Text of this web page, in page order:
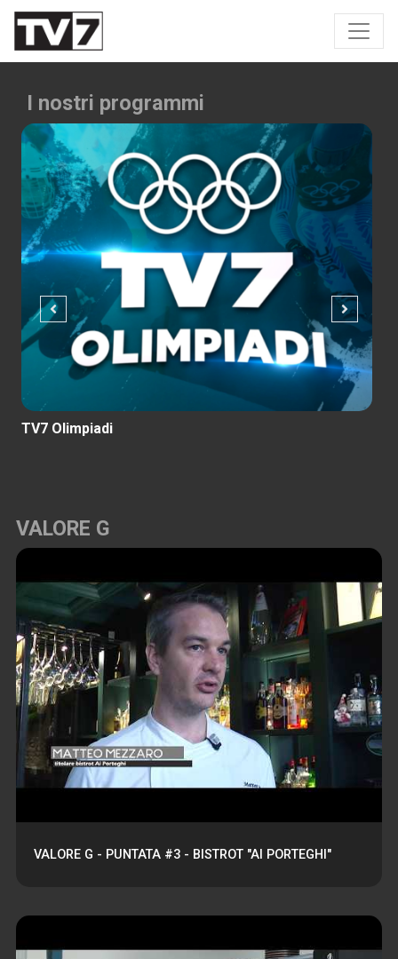
I nostri programmi
Provincia Padova
VALORE G
VALORE G - PUNTATA #3 - BISTROT "AI PORTEGHI"